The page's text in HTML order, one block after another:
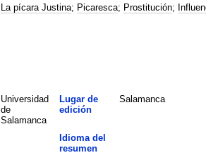
La pícara Justina; Picaresca; Prostitución;
Universidad
de
Salamanca
Lugar de
edición
Salamanca
Idioma del
resumen